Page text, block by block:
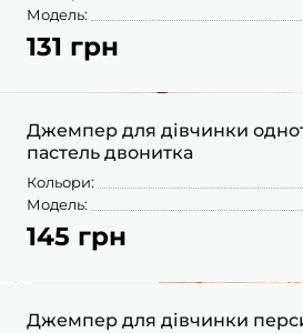
Модель:
131 грн
Джемпер для дівчинки
пастель двонитка
Кольори:
Модель:
145 грн
Джемпер для дівчинки